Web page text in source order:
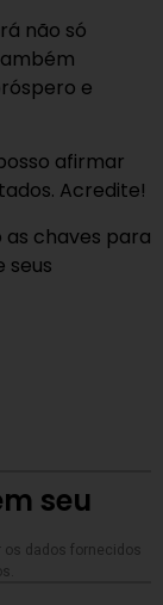
não só
e
afirmar
Acredite!
chaves para
seus
seu
os dados fornecidos